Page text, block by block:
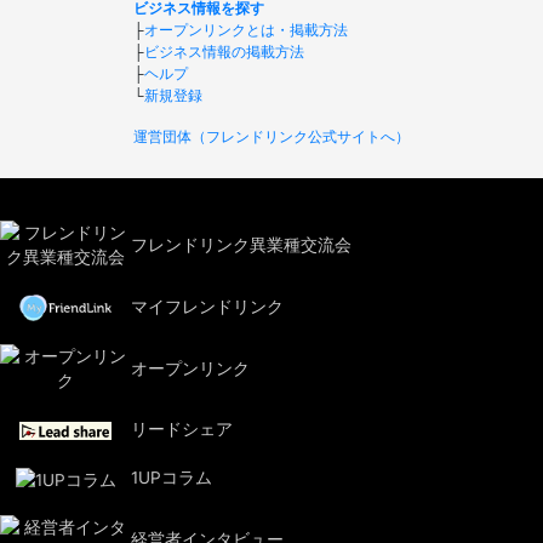
ビジネス情報を探す
├オープンリンクとは・掲載方法
├ビジネス情報の掲載方法
├ヘルプ
└新規登録
運営団体（フレンドリンク公式サイトへ）
フレンドリンク異業種交流会
マイフレンドリンク
オープンリンク
リードシェア
1UPコラム